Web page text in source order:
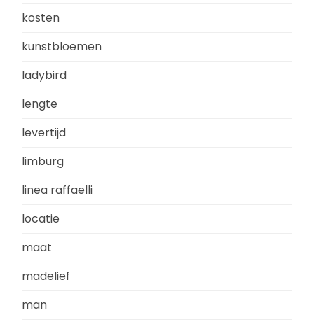
kosten
kunstbloemen
ladybird
lengte
levertijd
limburg
linea raffaelli
locatie
maat
madelief
man